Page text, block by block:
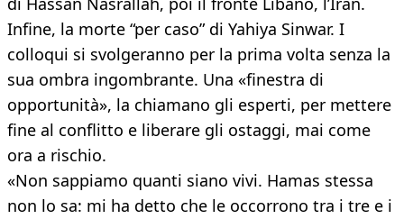
Infine, la morte “per caso” di Yahiya Sinwar. I
colloqui si svolgeranno per la prima volta senza la
sua ombra ingombrante. Una «finestra di
opportunità», la chiamano gli esperti, per mettere
fine al conflitto e liberare gli ostaggi, mai come
ora a rischio.
«Non sappiamo quanti siano vivi. Hamas stessa
non lo sa: mi ha detto che le occorrono tra i tre e i